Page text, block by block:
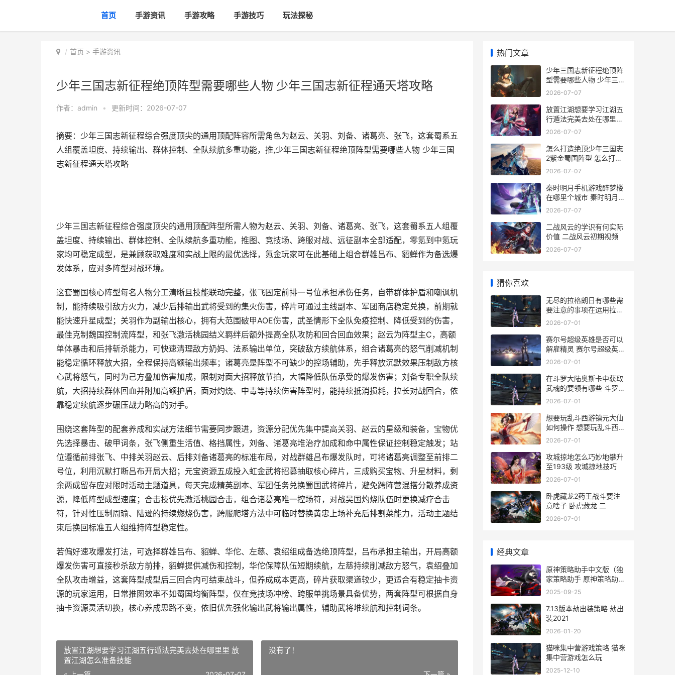
首页 手游资讯 手游攻略 手游技巧 玩法探秘
首页 > 手游资讯
少年三国志新征程绝顶阵型需要哪些人物 少年三国志新征程通天塔攻略
作者： admin • 更新时间：2026-07-07
摘要：少年三国志新征程综合强度顶尖的通用顶配阵容所需角色为赵云、关羽、刘备、诸葛亮、张飞，这套蜀系五
人组覆盖坦度、持续输出、群体控制、全队续航多重功能，推,少年三国志新征程绝顶阵型需要哪些人物 少年三国
志新征程通天塔攻略
少年三国志新征程综合强度顶尖的通用顶配阵型所需人物为赵云、关羽、刘备、诸葛亮、张飞，这套蜀系五人组覆
盖坦度、持续输出、群体控制、全队续航多重功能，推图、竞技场、跨服对战、远征副本全部适配，零氪到中氪玩
家均可稳定成型，是兼顾获取难度和实战上限的最优选择，氪金玩家可在此基础上组合群雄吕布、貂蝉作为备选爆
发体系，应对多阵型对战环境。
这套蜀国核心阵型每名人物分工清晰且技能联动完整，张飞固定前排一号位承担承伤任务，自带群体护盾和嘲讽机
制，能持续吸引敌方火力，减少后排输出武将受到的集火伤害，碎片可通过主线副本、军团商店稳定兑换，前期就
能快速升星成型；关羽作为副输出核心，拥有大范围破甲AOE伤害，武圣情形下全队免疫控制、降低受到的伤害，
最佳克制魏国控制流阵型，和张飞激活桃园结义羁绊后额外提高全队攻防和回合回血效果；赵云为阵型主C，高额
单体暴击和后排斩杀能力，可快速清理敌方奶妈、法系输出单位，突破敌方续航体系，组合诸葛亮的怒气削减机制
能稳定循环释放大招，全程保持高额输出频率；诸葛亮是阵型不可缺少的控场辅助，先手释放沉默效果压制敌方核
心武将怒气，同时为己方叠加伤害加成，限制对面大招释放节拍，大幅降低队伍承受的爆发伤害；刘备专职全队续
航，大招持续群体回血并附加高额护盾，面对灼烧、中毒等持续伤害阵型时，能持续抵消损耗，拉长对战回合，依
靠稳定续航逐步碾压战力略高的对手。
围绕这套阵型的配套养成和实战方法细节需要同步跟进，资源分配优先集中提高关羽、赵云的星级和装备，宝物优
先选择暴击、破甲词条，张飞侧重生活值、格挡属性，刘备、诸葛亮堆治疗加成和命中属性保证控制稳定触发；站
位遵循前排张飞、中排关羽赵云、后排刘备诸葛亮的标准布局，对战群雄吕布爆发队时，可将诸葛亮调整至前排二
号位，利用沉默打断吕布开局大招；元宝资源五成投入虹金武将招募抽取核心碎片，三成购买宝物、升星材料，剩
余两成留存应对限时活动主题道具，每天完成精英副本、军团任务兑换蜀国武将碎片，避免跨阵营混搭分散养成资
源，降低阵型成型速度；合击技优先激活桃园合击，组合诸葛亮唯一控场符，对战吴国灼烧队伍时更换减疗合击
符，针对性压制周瑜、陆逊的持续燃烧伤害，跨服爬塔方法中可临时替换黄忠上场补充后排割菜能力，活动主题结
束后换回标准五人组维持阵型稳定性。
若偏好速攻爆发打法，可选择群雄吕布、貂蝉、华佗、左慈、袁绍组成备选绝顶阵型，吕布承担主输出，开局高额
爆发伤害可直接秒杀敌方前排，貂蝉提供减伤和控制，华佗保障队伍短期续航，左慈持续削减敌方怒气，袁绍叠加
全队攻击增益，这套阵型成型后三回合内可结束战斗，但养成成本更高，碎片获取渠道较少，更适合有稳定抽卡资
源的玩家运用，日常推图效率不如蜀国均衡阵型，仅在竞技场冲榜、跨服单挑场景具备优势，两套阵型可根据自身
抽卡资源灵活切换，核心养成思路不变，依旧优先强化输出武将输出属性，辅助武将堆续航和控制词条。
放置江湖想要学习江湖五行遁法完美去处在哪里里 放
置江湖怎么准备技能
没有了！
热门文章
少年三国志新征程绝顶阵
型需要哪些人物 少年三国
志新征程通天塔攻略
2026-07-07
放置江湖想要学习江湖五
行遁法完美去处在哪里里
放置江湖怎么准备技能
2026-07-07
怎么打造绝顶少年三国志
2紫金蜀国阵型 怎么打造
绝顶少女团
2026-07-07
秦时明月手机游戏醉梦楼
在哪里个城市 秦时明月手
游下载安卓版下载
2026-07-07
二战风云的学识有何实际
价值 二战风云初期视频
2026-07-07
猜你喜欢
无尽的拉格朗日有哪些需
要注意的事项在运用拉格
朗日运输船时 无尽的拉格
2026-07-01
赛尔号超级英雄是否可以
解雇精灵 赛尔号超级英雄
旧版本下载
2026-07-01
在斗罗大陆奥斯卡中获取
武魂的要领有哪些 斗罗大
陆奥斯卡配音
2026-07-01
想要玩乱斗西游镇元大仙
如何操作 想要玩乱斗西游
怎么办
2026-07-01
攻城掠地怎么巧妙地攀升
至193级 攻城掠地技巧
2026-07-01
卧虎藏龙2药王战斗要注
意啥子 卧虎藏龙 二
2026-07-01
经典文章
原神策略助手中文版（独
家策略助手 原神策略助手
中文版下载
2025-09-25
7.13版本劫出装策略 劫出
装2021
2026-01-20
猫咪集中营游戏策略 猫咪
集中营游戏怎么玩
2025-12-10